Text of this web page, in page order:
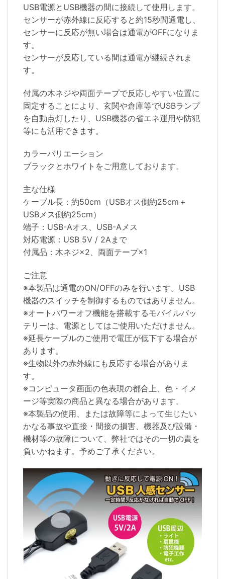
USB電源とUSB機器の間に接続して使用します。
センサーが赤外線に反応すると約15秒間通電し、
センサーに反応が無い場合は通電がOFFになりま
す。
センサーが反応している間は通電が継続されま
す。
付属の木ネジや両面テープで反応しやすい位置に
固定することにより、玄関や倉庫等でUSBランプ
を自動点灯したり、USB機器の省エネ運用や防犯
等にも活用できます。
カラーバリエーション
ブラックとホワイトをご用意しております。
主な仕様
ケーブル長：約50cm（USBオス側約25cm＋
USBメス側約25cm）
端子：USB-Aオス、USB-Aメス
対応電源：USB 5V / 2Aまで
付属品：木ネジ×2、両面テープ×1
ご注意
※本製品は通電のON/OFFのみを行います。USB
機器のスイッチを制御するものではありません。
※オートパワーオフ機能を搭載するモバイルバッ
テリーは、電源としてはご使用いただけません。
※延長ケーブルのご使用で電圧が低下する場合が
あります。
※生物以外の赤外線にも反応する場合がありま
す。
※コンピュータ画面の色表現の都合上、色・イメ
ージ等実際の商品と異なる場合があります。
※本製品の使用、または故障等によって生じたい
かなる事故や直接・間接の損害、機器及び設備・
機材等の故障について、弊社ではその一切の責を
負いかねます。予めご了承ください。